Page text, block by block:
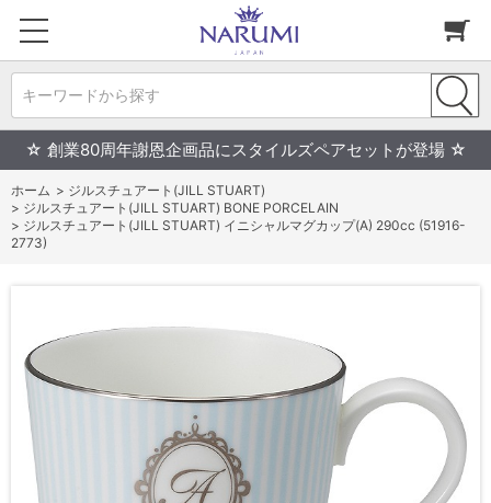
キーワードから探す
☆ 創業80周年謝恩企画品にスタイルズペアセットが登場 ☆
ホーム > ジルスチュアート(JILL STUART)
> ジルスチュアート(JILL STUART) BONE PORCELAIN
> ジルスチュアート(JILL STUART) イニシャルマグカップ(A) 290cc (51916-
2773)